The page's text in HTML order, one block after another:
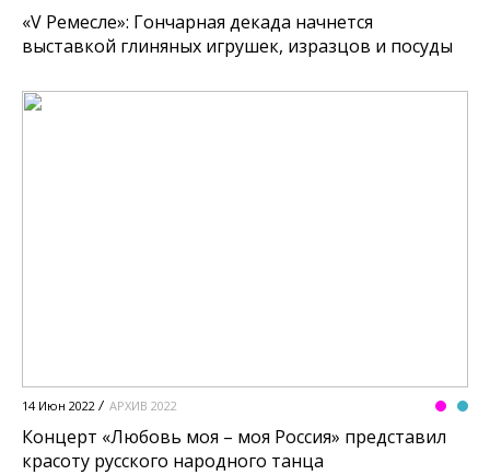
«V Ремесле»: Гончарная декада начнется
выставкой глиняных игрушек, изразцов и посуды
14 Июн 2022 АРХИВ 2022
Концерт «Любовь моя – моя Россия» представил
красоту русского народного танца